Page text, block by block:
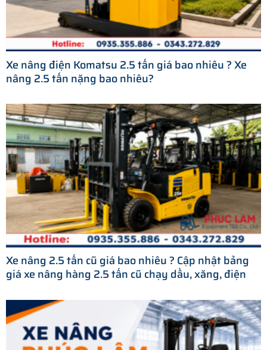
Xe nâng điện Komatsu 2.5 tấn giá bao nhiêu ? Xe
nâng 2.5 tấn nặng bao nhiêu?
Xe nâng 2.5 tấn cũ giá bao nhiêu ? Cập nhật bảng
giá xe nâng hàng 2.5 tấn cũ chạy dầu, xăng, điện